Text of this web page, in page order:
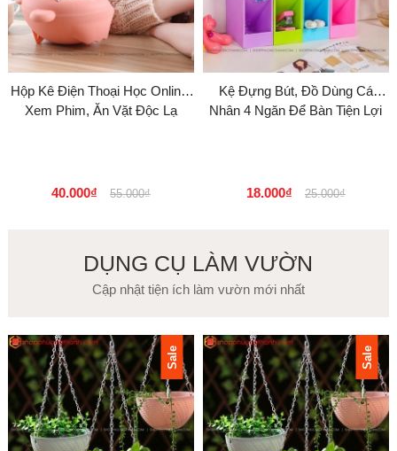
Hộp Kê Điện Thoại Học Online,
Xem Phim, Ăn Vặt Độc Lạ
40.000₫ 55.000₫
Kệ Đựng Bút, Đồ Dùng Cá
Nhân 4 Ngăn Để Bàn Tiện Lợi
18.000₫ 25.000₫
DỤNG CỤ LÀM VƯỜN
Cập nhật tiện ích làm vườn mới nhất
Sale Sale